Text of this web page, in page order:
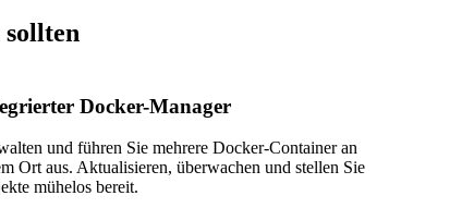
Docker-Manager
und führen Sie mehrere Docker-Container an
Ort aus. Aktualisieren, überwachen und stellen Sie
mühelos bereit.